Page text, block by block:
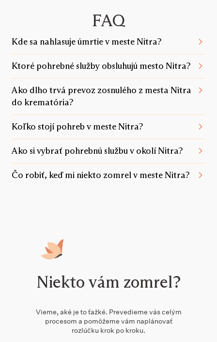
FAQ
Kde sa nahlasuje úmrtie v meste Nitra?
Ktoré pohrebné služby obsluhujú mesto Nitra?
Ako dlho trvá prevoz zosnulého z mesta Nitra
do krematória?
Koľko stojí pohreb v meste Nitra?
Ako si vybrať pohrebnú službu v okolí Nitra?
Čo robiť, keď mi niekto zomrel v meste Nitra?
Niekto vám zomrel?
Vieme, aké je to ťažké. Prevedieme vás celým
procesom a pomôžeme vám naplánovať
rozlúčku krok po kroku.